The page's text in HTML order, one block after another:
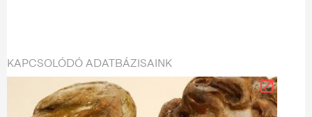
KAPCSOLÓDÓ ADATBÁZISAINK